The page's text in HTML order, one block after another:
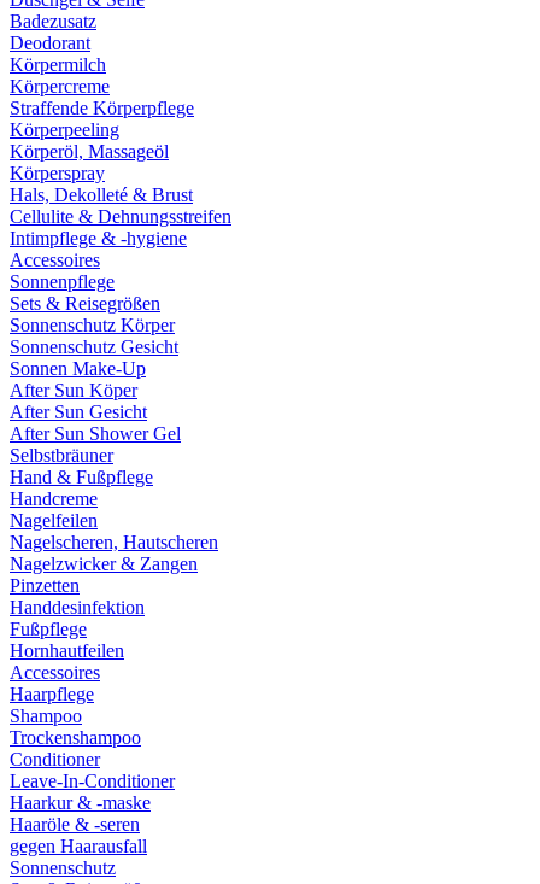
Badezusatz
Deodorant
Körpermilch
Körpercreme
Straffende Körperpflege
Körperpeeling
Körperöl, Massageöl
Körperspray
Hals, Dekolleté & Brust
Cellulite & Dehnungsstreifen
Intimpflege & -hygiene
Accessoires
Sonnenpflege
Sets & Reisegrößen
Sonnenschutz Körper
Sonnenschutz Gesicht
Sonnen Make-Up
After Sun Köper
After Sun Gesicht
After Sun Shower Gel
Selbstbräuner
Hand & Fußpflege
Handcreme
Nagelfeilen
Nagelscheren, Hautscheren
Nagelzwicker & Zangen
Pinzetten
Handdesinfektion
Fußpflege
Hornhautfeilen
Accessoires
Haarpflege
Shampoo
Trockenshampoo
Conditioner
Leave-In-Conditioner
Haarkur & -maske
Haaröle & -seren
gegen Haarausfall
Sonnenschutz